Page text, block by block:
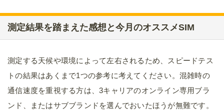
測定結果を踏まえた感想と今月のオススメSIM
測定する天候や環境によって左右されるため、スピードテス
トの結果はあくまで1つの参考に考えてください。混雑時の
通信速度を重視する方は、3キャリアのオンライン専用ブラ
ンド、またはサブブランドを選んでおいたほうが無難です。